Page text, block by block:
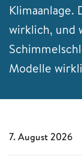
wirklich, und
Modelle
7. August 2026